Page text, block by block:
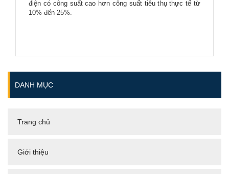
điện có công suất cao hơn công suất tiêu thụ thực tế từ
10% đến 25%.
DANH MỤC
Trang chủ
Giới thiệu